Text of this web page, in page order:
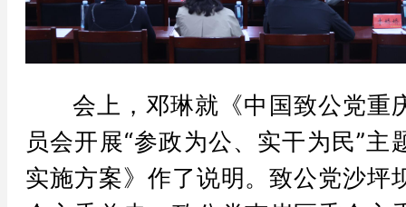
会上，邓琳就《中国致公党重
员会开展“参政为公、实干为民”主
实施方案》作了说明。致公党沙坪